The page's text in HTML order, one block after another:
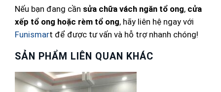
Nếu bạn đang cần sửa chữa vách ngăn tổ ong, cửa
xếp tổ ong hoặc rèm tổ ong, hãy liên hệ ngay với
Funismart để được tư vấn và hỗ trợ nhanh chóng!
SẢN PHẨM LIÊN QUAN KHÁC